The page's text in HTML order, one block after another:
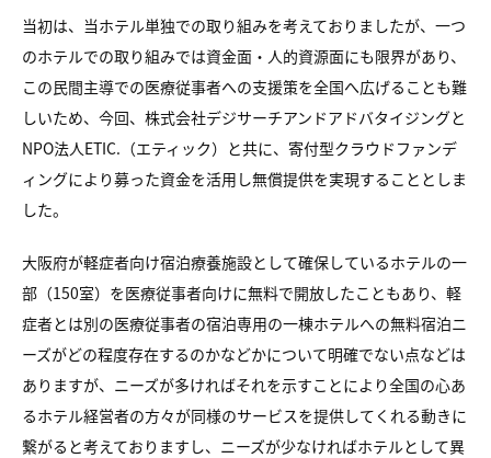
当初は、当ホテル単独での取り組みを考えておりましたが、一つ
のホテルでの取り組みでは資金面・人的資源面にも限界があり、
この民間主導での医療従事者への支援策を全国へ広げることも難
しいため、今回、株式会社デジサーチアンドアドバタイジングと
NPO法人ETIC.（エティック）と共に、寄付型クラウドファンデ
ィングにより募った資金を活用し無償提供を実現することとしま
した。
大阪府が軽症者向け宿泊療養施設として確保しているホテルの一
部（150室）を医療従事者向けに無料で開放したこともあり、軽
症者とは別の医療従事者の宿泊専用の一棟ホテルへの無料宿泊ニ
ーズがどの程度存在するのかなどかについて明確でない点などは
ありますが、ニーズが多ければそれを示すことにより全国の心あ
るホテル経営者の方々が同様のサービスを提供してくれる動きに
繋がると考えておりますし、ニーズが少なければホテルとして異